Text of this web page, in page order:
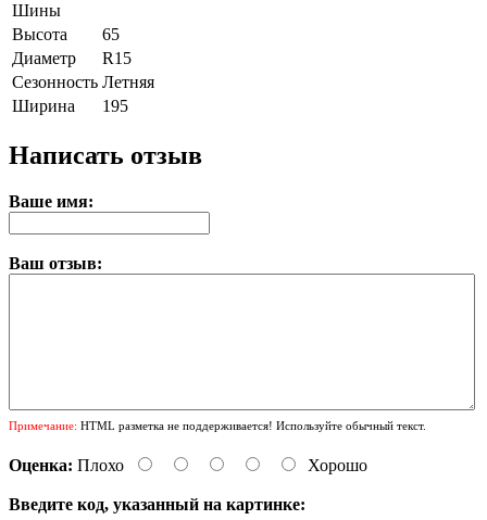
Шины
Высота
65
Диаметр
R15
Сезонность Летняя
Ширина
195
Написать отзыв
Ваше имя:
Ваш отзыв:
Примечание: HTML разметка не поддерживается! Используйте обычный текст.
Оценка: Плохо Хорошо
Введите код, указанный на картинке: